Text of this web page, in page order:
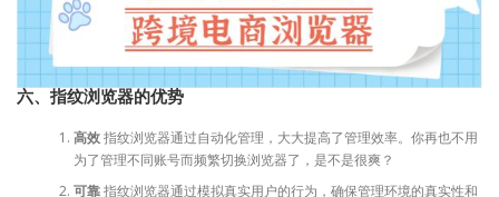
六、指纹浏览器的优势
高效指纹浏览器通过自动化管理，大大提高了管理效率。你再也不用
为了管理不同账号而频繁切换浏览器了，是不是很爽？
可靠指纹浏览器通过模拟真实用户的行为，确保管理环境的真实性和